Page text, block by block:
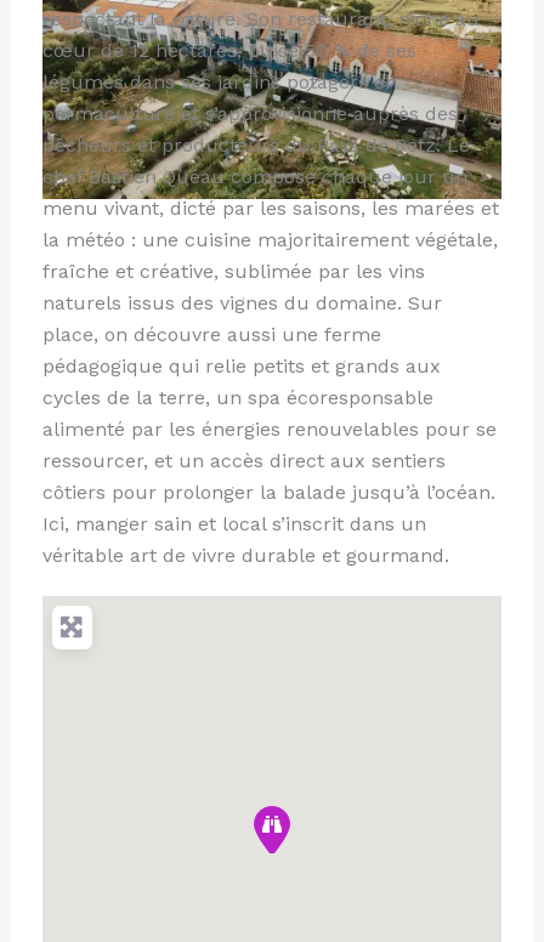
respectant la nature. Son restaurant, niché au
cœur de 12 hectares, puise 50 % de ses
légumes dans ses jardins potagers en
permaculture et s’approvisionne auprès des
pêcheurs et producteurs du Pays de Retz. Le
chef Bastien Quéau compose chaque jour un
menu vivant, dicté par les saisons, les marées et
la météo : une cuisine majoritairement végétale,
fraîche et créative, sublimée par les vins
naturels issus des vignes du domaine. Sur
place, on découvre aussi une ferme
pédagogique qui relie petits et grands aux
cycles de la terre, un spa écoresponsable
alimenté par les énergies renouvelables pour se
ressourcer, et un accès direct aux sentiers
côtiers pour prolonger la balade jusqu’à l’océan.
Ici, manger sain et local s’inscrit dans un
véritable art de vivre durable et gourmand.